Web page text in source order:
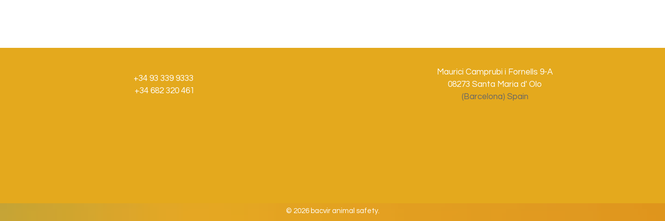
+34 93 339 9333
+34 682 320 461
Maurici Camprubi i Fornells 9-A
08273 Santa Maria d' Olo
(Barcelona) Spain
© 2026 bacvir animal safety.